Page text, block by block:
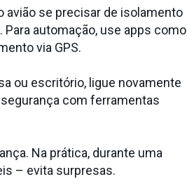
avião se precisar de isolamento
automação, use apps como
via GPS.
ou escritório, ligue novamente
com ferramentas
Na prática, durante uma
– evita surpresas.